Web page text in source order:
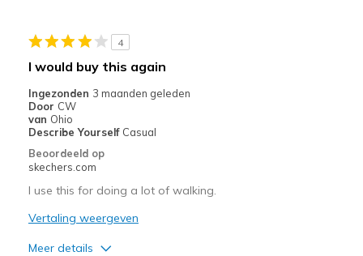
Feels too wide
Sizing
Feels full size too big
View On Shoes
Shoes are for Wearing
4
I would buy this again
Ingezonden 3 maanden geleden
Door CW
van Ohio
Describe Yourself Casual
Beoordeeld op
skechers.com
I use this for doing a lot of walking.
Vertaling weergeven
Meer details